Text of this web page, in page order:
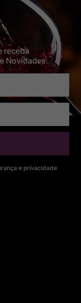
receba
Novidades
e privacidade